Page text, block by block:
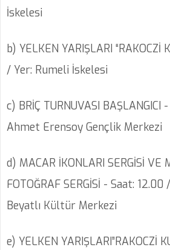
İskelesi
b) YELKEN YARIŞLARI “RAKOCZİ
/ Yer: Rumeli İskelesi
c) BRİÇ TURNUVASI BAŞLANGICI
Ahmet Erensoy Gençlik Merkezi
d) MACAR İKONLARI SERGİSİ VE
FOTOĞRAF SERGİSİ - Saat:
Beyatlı Kültür Merkezi
e) YELKEN YARIŞLARI”RAKOCZİ